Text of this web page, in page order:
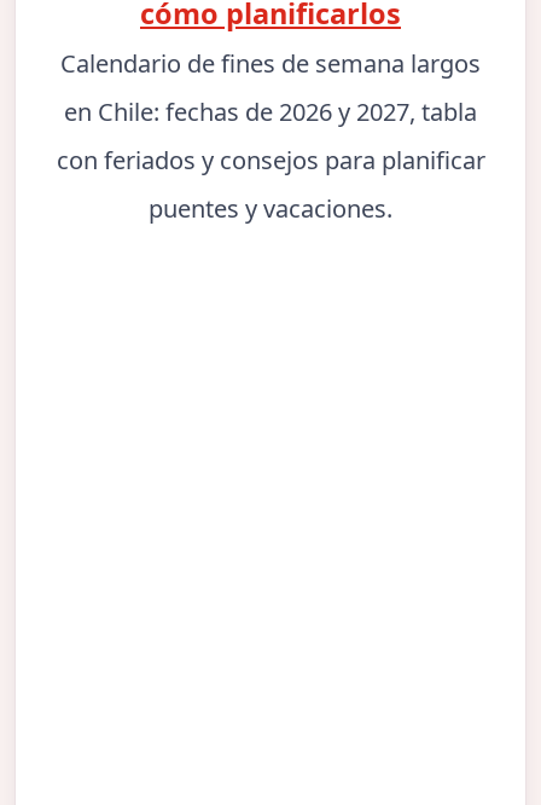
cómo planificarlos
Calendario de fines de semana largos
en Chile: fechas de 2026 y 2027, tabla
con feriados y consejos para planificar
puentes y vacaciones.